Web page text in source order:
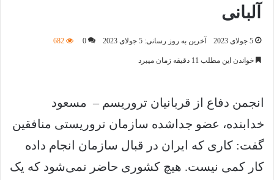
آلبانی
5 جولای 2023 آخرین به روز رسانی: 5 جولای 2023 0
682
خواندن این مطلب 11 دقیقه زمان میبرد
انجمن دفاع از قربانیان تروریسم – مسعود
خدابنده، عضو جداشده سازمان تروریستی منافقین
گفت: کاری که ایران در قبال سازمان انجام داده
کار کمی نیست. هیچ کشوری حاضر نمی‌شود که یک